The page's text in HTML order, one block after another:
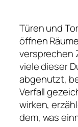
Türen und
öffnen
versprechen
viele dieser
abgenutzt,
Verfall
wirken,
dem, was